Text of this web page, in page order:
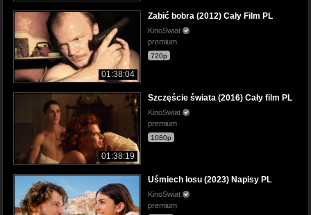
01:38:04
Zabić bobra (2012) Cały Film PL
KinoSwiat
premium
720p
01:38:19
Szczęście świata (2016) Cały film PL
KinoSwiat
premium
1080p
Uśmiech losu (2023) Napisy PL
KinoSwiat
premium